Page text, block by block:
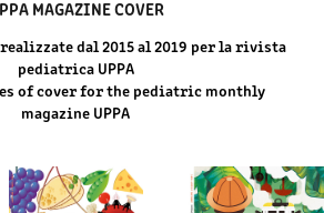
MAGAZINE COVER
dal 2015 al 2019 per la rivista
pediatrica UPPA
of cover for the pediatric monthly